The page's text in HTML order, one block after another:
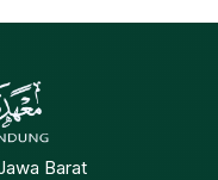
Barat